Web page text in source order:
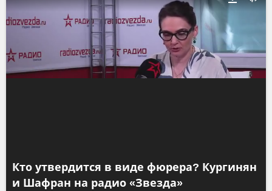
Кто утвердится в виде фюрера? Кургинян
и Шафран на радио «Звезда»